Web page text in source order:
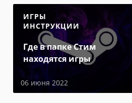
ИГРЫ
ИНСТРУКЦИИ
Где в папке Стим
находятся игры
06 июня 2022